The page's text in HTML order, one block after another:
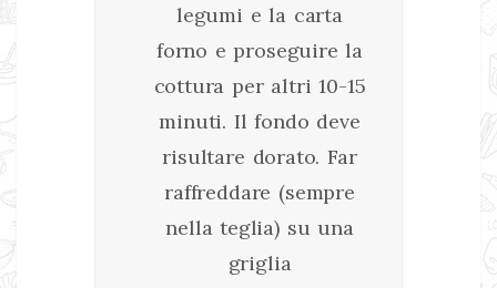
legumi e la carta
forno e proseguire la
cottura per altri 10-15
minuti. Il fondo deve
risultare dorato. Far
raffreddare (sempre
nella teglia) su una
griglia